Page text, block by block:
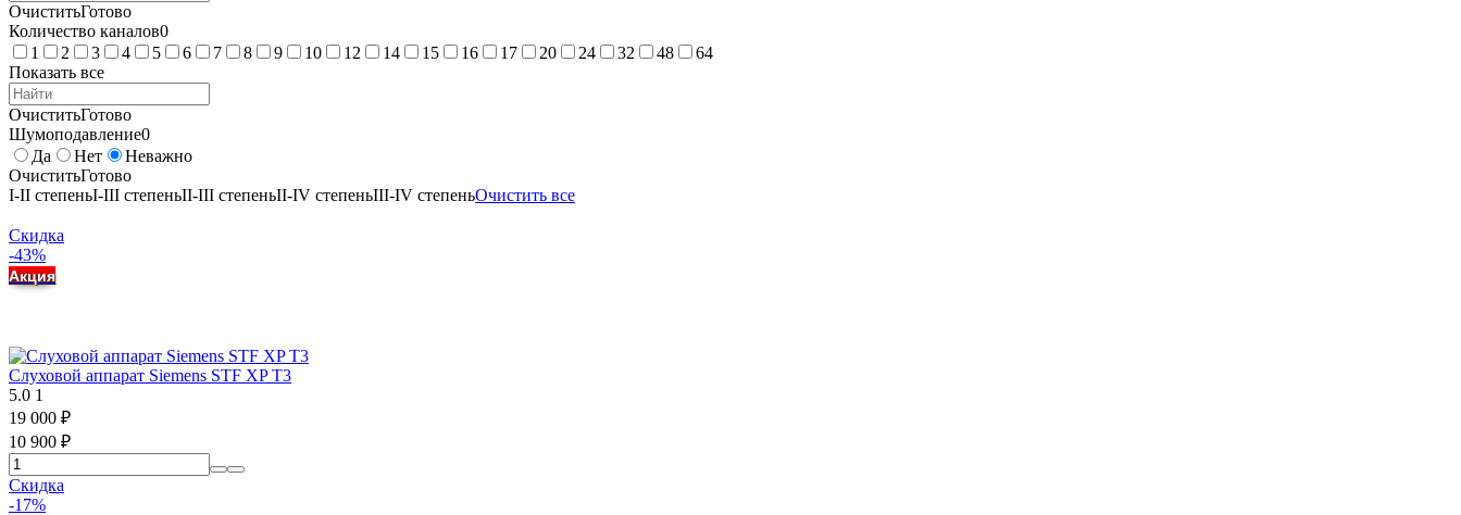
ОчиститьГотово
Количество каналов0
1
2 3 4 5 6 7 8 9 10 12 14 15 16 17 20 24 32 48
64
Показать все
ОчиститьГотово
Шумоподавление0
Да
Нет
Неважно
ОчиститьГотово
I-II степеньI-III степеньII-III степеньII-IV степеньIII-IV степеньОчистить все
Скидка
-43%
Акция
Слуховой аппарат Siemens STF XP T3
5.0 1
19 000 ₽
10 900 ₽
Скидка
-17%